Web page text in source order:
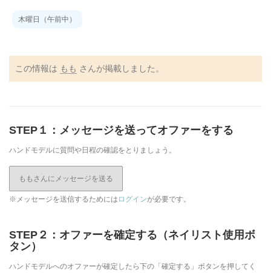
木曜日（午前中）
この情報は もも さんが掲載しました。
STEP１：メッセージを送ってオファーをする
ハンドモデルに質問や日程の確認をとりましょう。
ももさんにメッセージを送る
※メッセージを送信するためには ログインが必要です。
STEP２：オファーを確定する（ネイリスト使用ボ
タン）
ハンドモデルへのオファーが確定したら下の「確定する」ボタンを押してく